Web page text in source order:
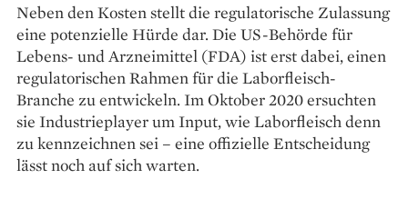
Neben den Kosten stellt die regulatorische Zulassung
eine potenzielle Hürde dar. Die US-Behörde für
Lebens- und Arzneimittel (FDA) ist erst dabei, einen
regulatorischen Rahmen für die Laborfleisch-
Branche zu entwickeln. Im Oktober 2020 ersuchten
sie Industrieplayer um Input, wie Laborfleisch denn
zu kennzeichnen sei – eine offizielle Entscheidung
lässt noch auf sich warten.